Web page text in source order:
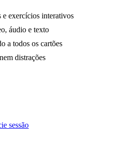
e exercícios interativos
áudio e texto
a todos os cartões
distrações
sessão